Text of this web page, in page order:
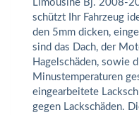
Limousine Bj. 2008-
schützt Ihr Fahrzeug
den 5mm dicken,
sind das Dach, der
Hagelschäden, sowie
Minustemperaturen
eingearbeitete
gegen Lackschäden.